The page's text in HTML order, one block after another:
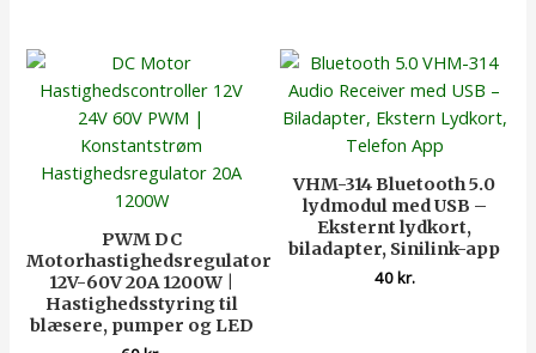
PWM DC
Motorhastighedsregulator
12V-60V 20A 1200W |
Hastighedsstyring til
blæsere, pumper og LED
VHM-314 Bluetooth 5.0
lydmodul med USB –
Eksternt lydkort,
biladapter, Sinilink-app
40 kr.